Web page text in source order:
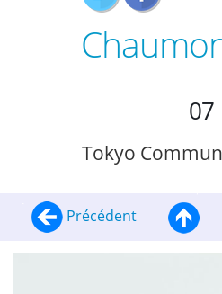
07
Tokyo
Précédent